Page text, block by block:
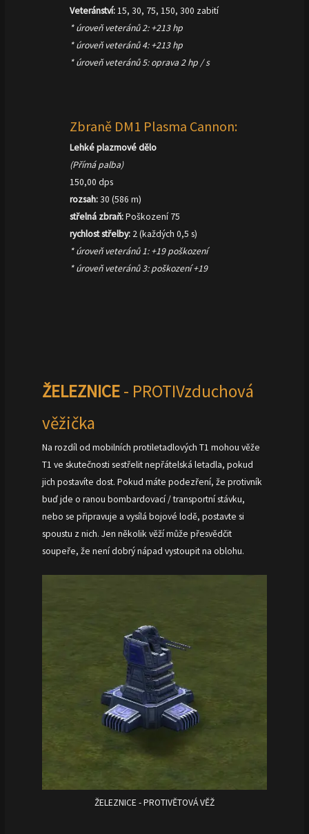
Veteránství:15, 30, 75, 150, 300 zabití
* úroveň veteránů 2: +213 hp
* úroveň veteránů 4: +213 hp
* úroveň veteránů 5: oprava 2 hp / s
Zbraně DM1 Plasma Cannon:
Lehké plazmové dělo
(Přímá palba)
150,00 dps
rozsah:30 (586 m)
střelná zbraň:Poškození 75
rychlost střelby: 2 (každých 0,5 s)
* úroveň veteránů 1: +19 poškození
* úroveň veteránů 3: poškození +19
ŽELEZNICE- PROTIVzduchová
věžička
Na rozdíl od mobilních protiletadlových T1 mohou věže
T1 ve skutečnosti sestřelit nepřátelská letadla, pokud
jich postavíte dost. Pokud máte podezření, že protivník
buď jde o ranou bombardovací / transportní stávku,
nebo se připravuje a vysílá bojové lodě, postavte si
spoustu z nich. Jen několik věží může přesvědčit
soupeře, že není dobrý nápad vystoupit na oblohu.
ŽELEZNICE - PROTIVĚTOVÁ VĚŽ